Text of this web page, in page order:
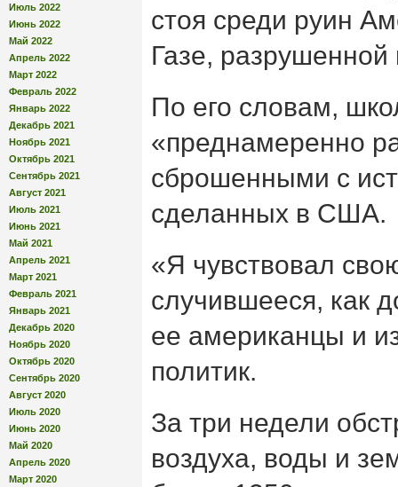
Июль 2022
Июнь 2022
Май 2022
Апрель 2022
Март 2022
Февраль 2022
Январь 2022
Декабрь 2021
Ноябрь 2021
Октябрь 2021
Сентябрь 2021
Август 2021
Июль 2021
Июнь 2021
Май 2021
Апрель 2021
Март 2021
Февраль 2021
Январь 2021
Декабрь 2020
Ноябрь 2020
Октябрь 2020
Сентябрь 2020
Август 2020
Июль 2020
Июнь 2020
Май 2020
Апрель 2020
Март 2020
стоя среди руин
Газе, разрушенной
По его словам,
«преднамеренно
сброшенными с
сделанных в США.
«Я чувствовал
случившееся, как
ее американцы и
политик.
За три недели
воздуха, воды и